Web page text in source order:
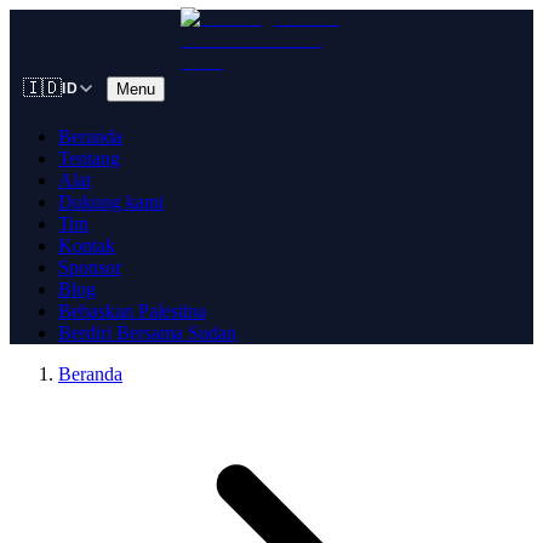
🇮🇩 ID Menu
Beranda
Tentang
Alat
Dukung kami
Tim
Kontak
Sponsor
Blog
Bebaskan Palestina
Berdiri Bersama Sudan
Beranda